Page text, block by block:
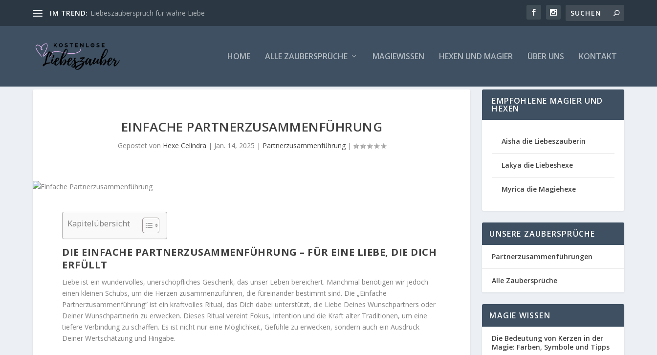
IM TREND: Liebeszauberspruch für wahre Liebe
HOME ALLE ZAUBERSPRÜCHE MAGIEWISSEN HEXEN UND MAGIER ÜBER UNS KONTAKT
EINFACHE PARTNERZUSAMMENFÜHRUNG
Gepostet von Hexe Celindra | Jan. 14, 2025 | Partnerzusammenführung|
Kapitelübersicht
DIE EINFACHE PARTNERZUSAMMENFÜHRUNG – FÜR EINE LIEBE, DIE DICH
ERFÜLLT
Liebe ist ein wundervolles, unerschöpfliches Geschenk, das unser Leben bereichert. Manchmal benötigen wir jedoch
einen kleinen Schubs, um die Herzen zusammenzuführen, die füreinander bestimmt sind. Die „Einfache
Partnerzusammenführung“ ist ein kraftvolles Ritual, das Dich dabei unterstützt, die Liebe Deines Wunschpartners oder
Deiner Wunschpartnerin zu erwecken. Dieses Ritual vereint Fokus, Intention und die Kraft alter Traditionen, um eine
tiefere Verbindung zu schaffen. Es ist nicht nur eine Möglichkeit, Gefühle zu erwecken, sondern auch ein Ausdruck
Deiner Wertschätzung und Hingabe.
EMPFOHLENE MAGIER UND
HEXEN
Aisha die Liebeszauberin
Lakya die Liebeshexe
Myrica die Magiehexe
UNSERE ZAUBERSPRÜCHE
Partnerzusammenführungen
Alle Zaubersprüche
MAGIE WISSEN
Die Bedeutung von Kerzen in der
Magie: Farben, Symbole und Tipps